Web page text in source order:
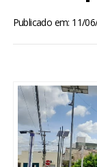
MUNDO
ENQUETE
Publicado em: 11/